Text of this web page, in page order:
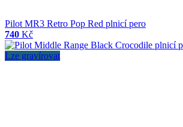
Pilot MR3 Retro Pop Red plnicí pero
740 Kč
Lze gravírovat